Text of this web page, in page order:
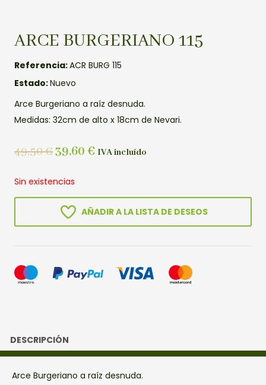
ARCE BURGERIANO 115
Referencia:ACR BURG 115
Estado:Nuevo
Arce Burgeriano a raíz desnuda.
Medidas: 32cm de alto x 18cm de Nevari.
49,50€39,60 € IVA incluído
Sin existencias
AÑADIR A LA LISTA DE DESEOS
DESCRIPCIÓN
Arce Burgeriano a raíz desnuda.